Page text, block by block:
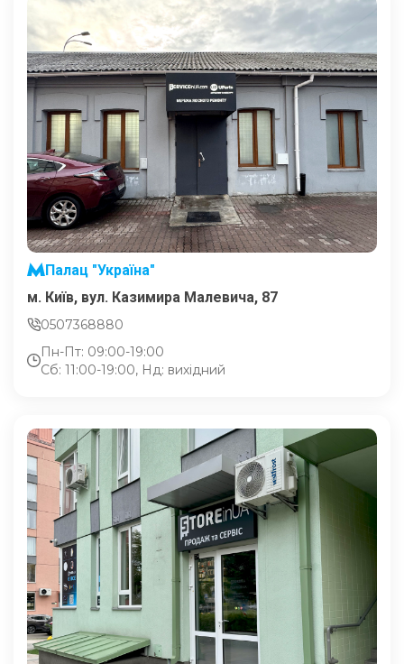
Палац "Україна"
м. Київ, вул. Казимира Малевича, 87
0507368880
Пн-Пт: 09:00-19:00
Сб: 11:00-19:00, Нд: вихідний